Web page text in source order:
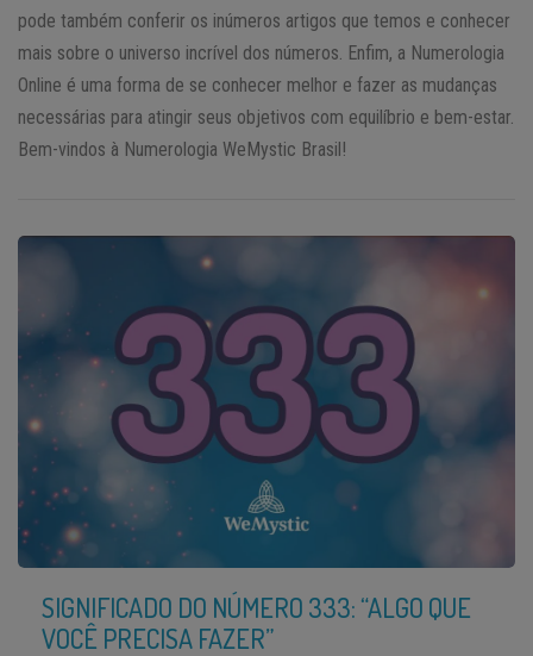
pode também conferir os inúmeros artigos que temos e conhecer
mais sobre o universo incrível dos números. Enfim, a Numerologia
Online é uma forma de se conhecer melhor e fazer as mudanças
necessárias para atingir seus objetivos com equilíbrio e bem-estar.
Bem-vindos à Numerologia WeMystic Brasil!
SIGNIFICADO DO NÚMERO 333: “ALGO QUE
VOCÊ PRECISA FAZER”